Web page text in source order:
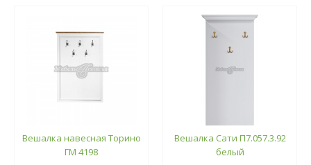
Вешалка навесная Торино
ГМ 4198
Вешалка Сати П7.057.3.92
белый